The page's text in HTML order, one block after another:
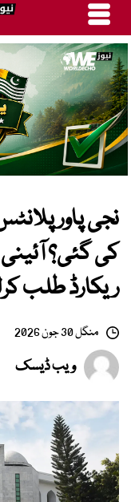
نجی پاور
کی گئی؟
ریکارڈ طلب
منگل 30 جون 2026
ویب ڈیسک